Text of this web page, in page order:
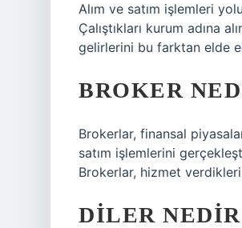
Alım ve satım işlemleri
Çalıştıkları kurum adına
gelirlerini bu farktan elde
BROKER
Brokerlar, finansal
satım işlemlerini
Brokerlar, hizmet
DILER